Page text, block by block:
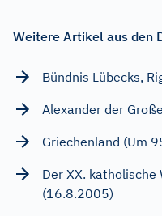
Weitere Artikel aus den
Bündnis Lübecks,
Alexander der
Griechenland (Um
Der XX.
(16.8.2005)